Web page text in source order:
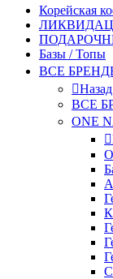
Корейская
Базы / Топы
ВСЕ
Назад
ВСЕ
ONE